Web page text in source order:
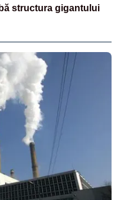
structura gigantului